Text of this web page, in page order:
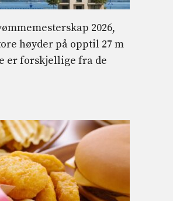
2026,
høyder på opptil 27 m
er forskjellige fra de